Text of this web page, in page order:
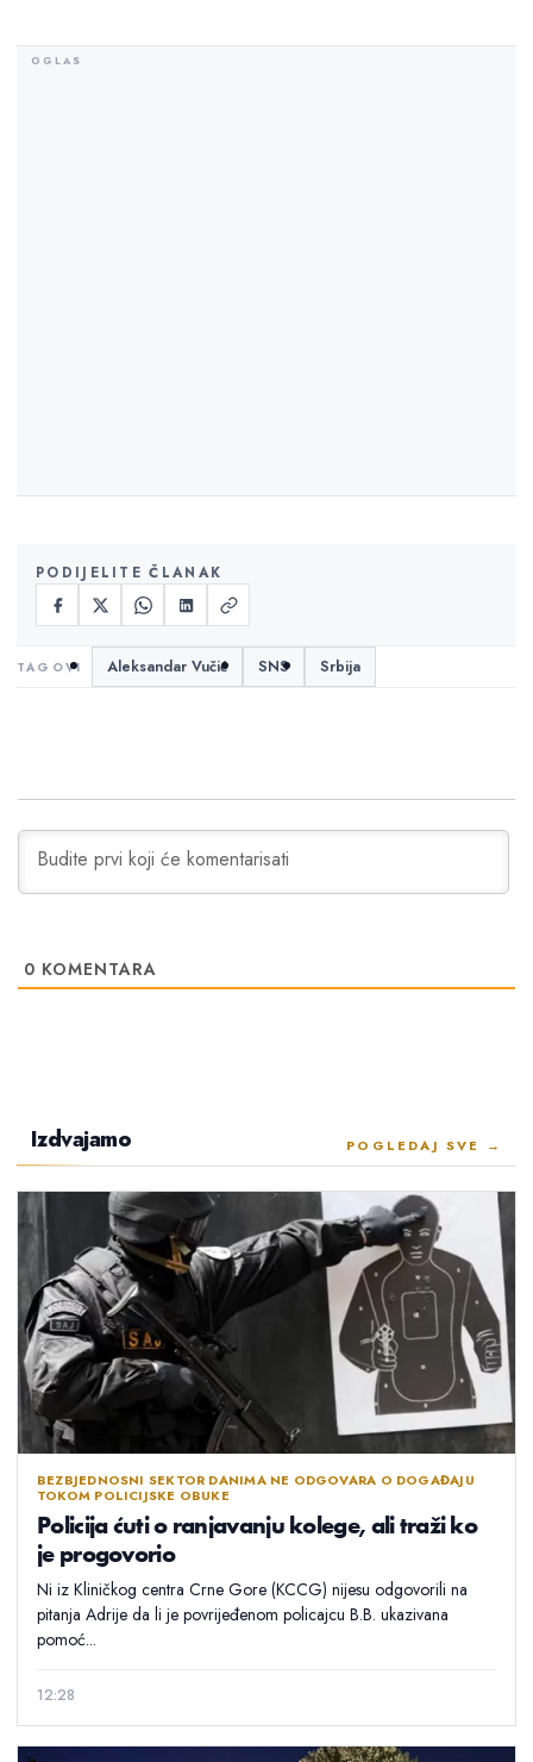
PODIJELITE ČLANAK
Aleksandar Vučić SNS Srbija
0 KOMENTARA
Izdvajamo POGLEDAJ SVE →
BEZBJEDNOSNI SEKTOR DANIMA NE ODGOVARA O DOGAĐAJU
TOKOM POLICIJSKE OBUKE
Policija ćuti o ranjavanju kolege, ali traži ko
je progovorio
Ni iz Kliničkog centra Crne Gore (KCCG) nijesu odgovorili na
pitanja Adrije da li je povrijeđenom policajcu B.B. ukazivana
pomoć...
12:28